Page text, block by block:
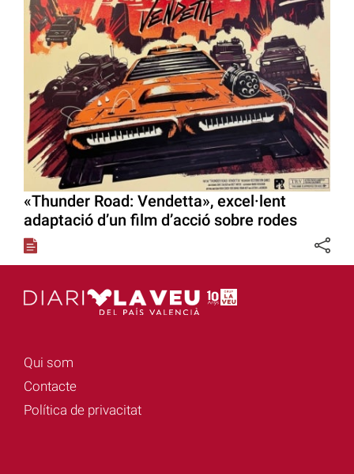
«Thunder Road: Vendetta», excel·lent
adaptació d’un film d’acció sobre rodes
Qui som
Contacte
Política de privacitat